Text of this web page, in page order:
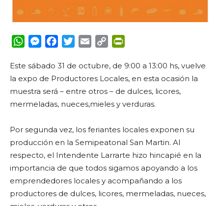
WhatsApp
Messenger
FacebookTwitterEmail Copy
Este sábado 31 de octubre, de 9:00 a 13:00 hs, vuelve
la expo de Productores Locales, en esta ocasión la
muestra será – entre otros – de dulces, licores,
mermeladas, nueces,mieles y verduras.
Por segunda vez, los feriantes locales exponen su
producción en la Semipeatonal San Martin. Al
respecto, el Intendente Larrarte hizo hincapié en la
importancia de que todos sigamos apoyando a los
emprendedores locales y acompañando a los
productores de dulces, licores, mermeladas, nueces,